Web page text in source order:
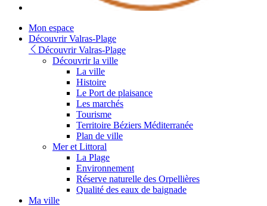
Mon espace
Découvrir Valras-Plage
Découvrir Valras-Plage
Découvrir la ville
La ville
Histoire
Le Port de plaisance
Les marchés
Tourisme
Territoire Béziers Méditerranée
Plan de ville
Mer et Littoral
La Plage
Environnement
Réserve naturelle des Orpellières
Qualité des eaux de baignade
Ma ville